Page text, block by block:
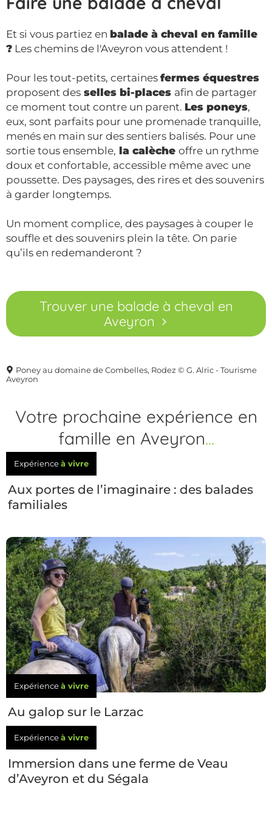
Poney au domaine de Combelles, Rodez © G. Alric - Tourisme
Aveyron
Et si vous partiez en balade à cheval en famille
? Les chemins de l'Aveyron vous attendent !
Pour les tout-petits, certaines fermes équestres
proposent des selles bi-places afin de partager
ce moment tout contre un parent. Les poneys,
eux, sont parfaits pour une promenade tranquille,
menés en main sur des sentiers balisés. Pour une
sortie tous ensemble, la calèche offre un rythme
doux et confortable, accessible même avec une
poussette. Des paysages, des rires et des souvenirs
à garder longtemps.
Un moment complice, des paysages à couper le
souffle et des souvenirs plein la tête. On parie
qu’ils en redemanderont ?
Trouver une balade à cheval en
Aveyron
Votre prochaine expérience en
famille en Aveyron...
Expérienceà vivre
Aux portes de l’imaginaire : des balades
familiales
Expérienceà vivre
Au galop sur le Larzac
Expérienceà vivre
Immersion dans une ferme de Veau
d’Aveyron et du Ségala